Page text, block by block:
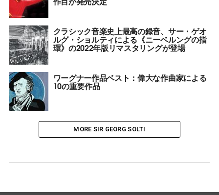
クラシック音楽史上最高の録音、サー・ゲオ
ルグ・ショルティによる《ニーベルングの指
環》の2022年版リマスタリングが登場
ワーグナー作品ベスト：偉大な作曲家による
10の重要作品
MORE SIR GEORG SOLTI